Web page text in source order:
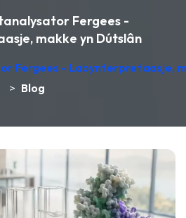
Fergees -
makke yn Dútslân
Fergees - Labynterpretaasje,
> Blog